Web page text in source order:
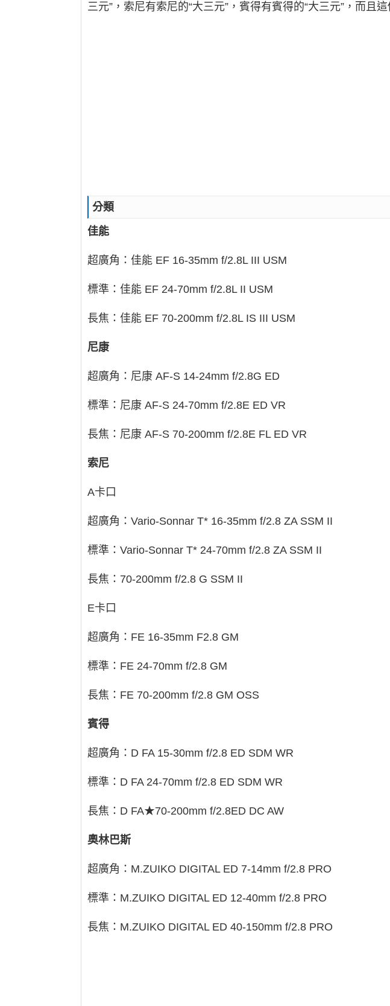
三元”，索尼有索尼的“大三元”，賓得有賓得的“大三元”，而且
分類
佳能
超廣角：佳能 EF 16-35mm f/2.8L III USM
標準：佳能 EF 24-70mm f/2.8L II USM
長焦：佳能 EF 70-200mm f/2.8L IS III USM
尼康
超廣角：尼康 AF-S 14-24mm f/2.8G ED
標準：尼康 AF-S 24-70mm f/2.8E ED VR
長焦：尼康 AF-S 70-200mm f/2.8E FL ED VR
索尼
A卡口
超廣角：Vario-Sonnar T* 16-35mm f/2.8 ZA SSM II
標準：Vario-Sonnar T* 24-70mm f/2.8 ZA SSM II
長焦：70-200mm f/2.8 G SSM II
E卡口
超廣角：FE 16-35mm F2.8 GM
標準：FE 24-70mm f/2.8 GM
長焦：FE 70-200mm f/2.8 GM OSS
賓得
超廣角：D FA 15-30mm f/2.8 ED SDM WR
標準：D FA 24-70mm f/2.8 ED SDM WR
長焦：D FA★70-200mm f/2.8ED DC AW
奧林巴斯
超廣角：M.ZUIKO DIGITAL ED 7-14mm f/2.8 PRO
標準：M.ZUIKO DIGITAL ED 12-40mm f/2.8 PRO
長焦：M.ZUIKO DIGITAL ED 40-150mm f/2.8 PRO